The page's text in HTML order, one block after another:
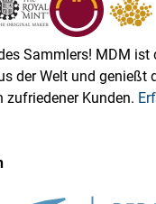
Sammlers! MDM ist
der Welt und genießt
zufriedener Kunden.